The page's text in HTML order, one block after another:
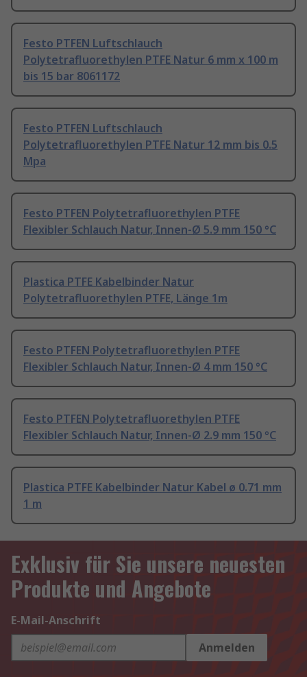
Festo PTFEN Luftschlauch
Polytetrafluorethylen PTFE Natur 6 mm x 100 m
bis 15 bar 8061172
Festo PTFEN Luftschlauch
Polytetrafluorethylen PTFE Natur 12 mm bis 0.5
Mpa
Festo PTFEN Polytetrafluorethylen PTFE
Flexibler Schlauch Natur, Innen-Ø 5.9 mm 150 °C
Plastica PTFE Kabelbinder Natur
Polytetrafluorethylen PTFE, Länge 1m
Festo PTFEN Polytetrafluorethylen PTFE
Flexibler Schlauch Natur, Innen-Ø 4 mm 150 °C
Festo PTFEN Polytetrafluorethylen PTFE
Flexibler Schlauch Natur, Innen-Ø 2.9 mm 150 °C
Plastica PTFE Kabelbinder Natur Kabel ø 0.71 mm
1 m
Exklusiv für Sie unsere neuesten
Produkte und Angebote
E-Mail-Anschrift
Anmelden